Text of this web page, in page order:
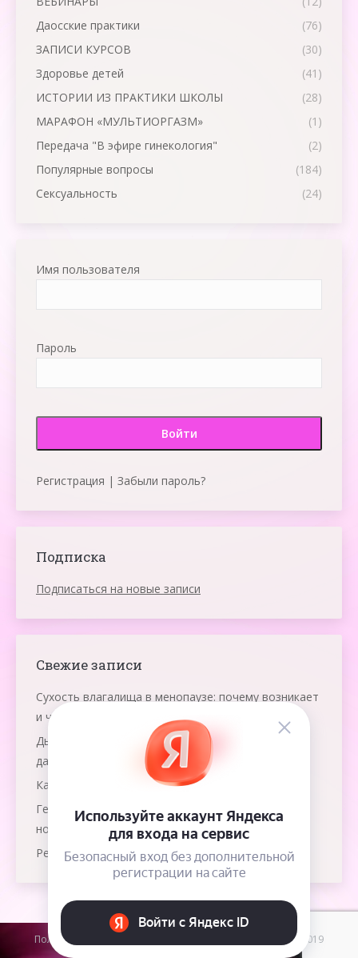
Даосские практики
(76)
ЗАПИСИ КУРСОВ
(30)
Здоровье детей
(41)
ИСТОРИИ ИЗ ПРАКТИКИ ШКОЛЫ
(28)
МАРАФОН «МУЛЬТИОРГАЗМ»
(1)
Передача "В эфире гинекология"
(2)
Популярные вопросы
(184)
Сексуальность
(24)
Имя пользователя
Пароль
Регистрация | Забыли пароль?
Подписка
Подписаться на новые записи
Свежие записи
Сухость влагалища в менопаузе: почему возникает
и что помогает
Дыхание яичниками: что это и как работает эта
даосская практика
Как победить рак груди?
Гемолитическая болезнь: как защитить
новорожденного?
Резус-конфликт при многоплодной беременности
Пользовательское соглашение / Ольга Панкова © 2009-2019